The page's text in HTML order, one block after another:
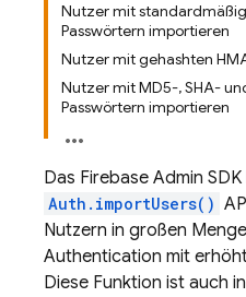
Nutzer mit
Passwörtern importieren
Nutzer mit gehashten
Nutzer mit MD5-, SHA-
Passwörtern importieren
Das Firebase Admin
Auth.importUsers()
Nutzern in großen
Authentication mit
Diese Funktion ist auch